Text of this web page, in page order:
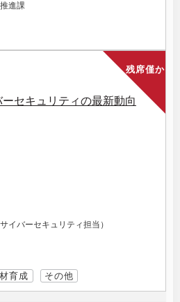
進課
残席僅か
セキュリティの最新動向
イバーセキュリティ担当）
育成 その他